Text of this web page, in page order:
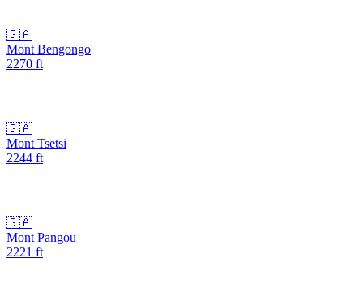
🇬🇦
Mont Bengongo
2270 ft
🇬🇦
Mont Tsetsi
2244 ft
🇬🇦
Mont Pangou
2221 ft